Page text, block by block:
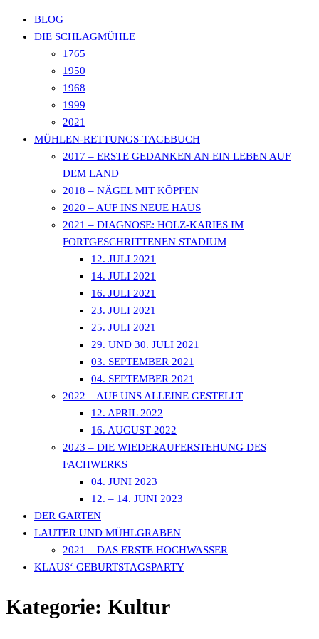
LAUTERBACH
BLOG
DIE SCHLAGMÜHLE
1765
1950
1968
1999
2021
MÜHLEN-RETTUNGS-TAGEBUCH
2017 – ERSTE GEDANKEN AN EIN LEBEN AUF
DEM LAND
2018 – NÄGEL MIT KÖPFEN
2020 – AUF INS NEUE HAUS
2021 – DIAGNOSE: HOLZ-KARIES IM
FORTGESCHRITTENEN STADIUM
12. JULI 2021
14. JULI 2021
16. JULI 2021
23. JULI 2021
25. JULI 2021
29. UND 30. JULI 2021
03. SEPTEMBER 2021
04. SEPTEMBER 2021
2022 – AUF UNS ALLEINE GESTELLT
12. APRIL 2022
16. AUGUST 2022
2023 – DIE WIEDERAUFERSTEHUNG DES
FACHWERKS
04. JUNI 2023
12. – 14. JUNI 2023
DER GARTEN
LAUTER UND MÜHLGRABEN
2021 – DAS ERSTE HOCHWASSER
KLAUS‘ GEBURTSTAGSPARTY
Kategorie: Kultur